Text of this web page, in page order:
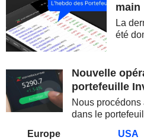
main
La
été
semi-
Nouvelle
portefeuille
Nous
dans le
Europe USA